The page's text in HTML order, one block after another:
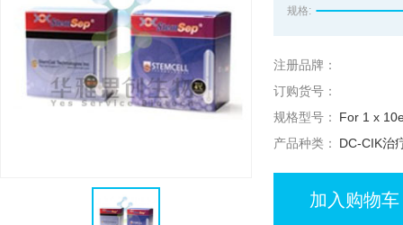
规格:
注册品牌：
订购货号：
规格型号：
For 1 x
产品种类：
DC-CIK治
加入购物车